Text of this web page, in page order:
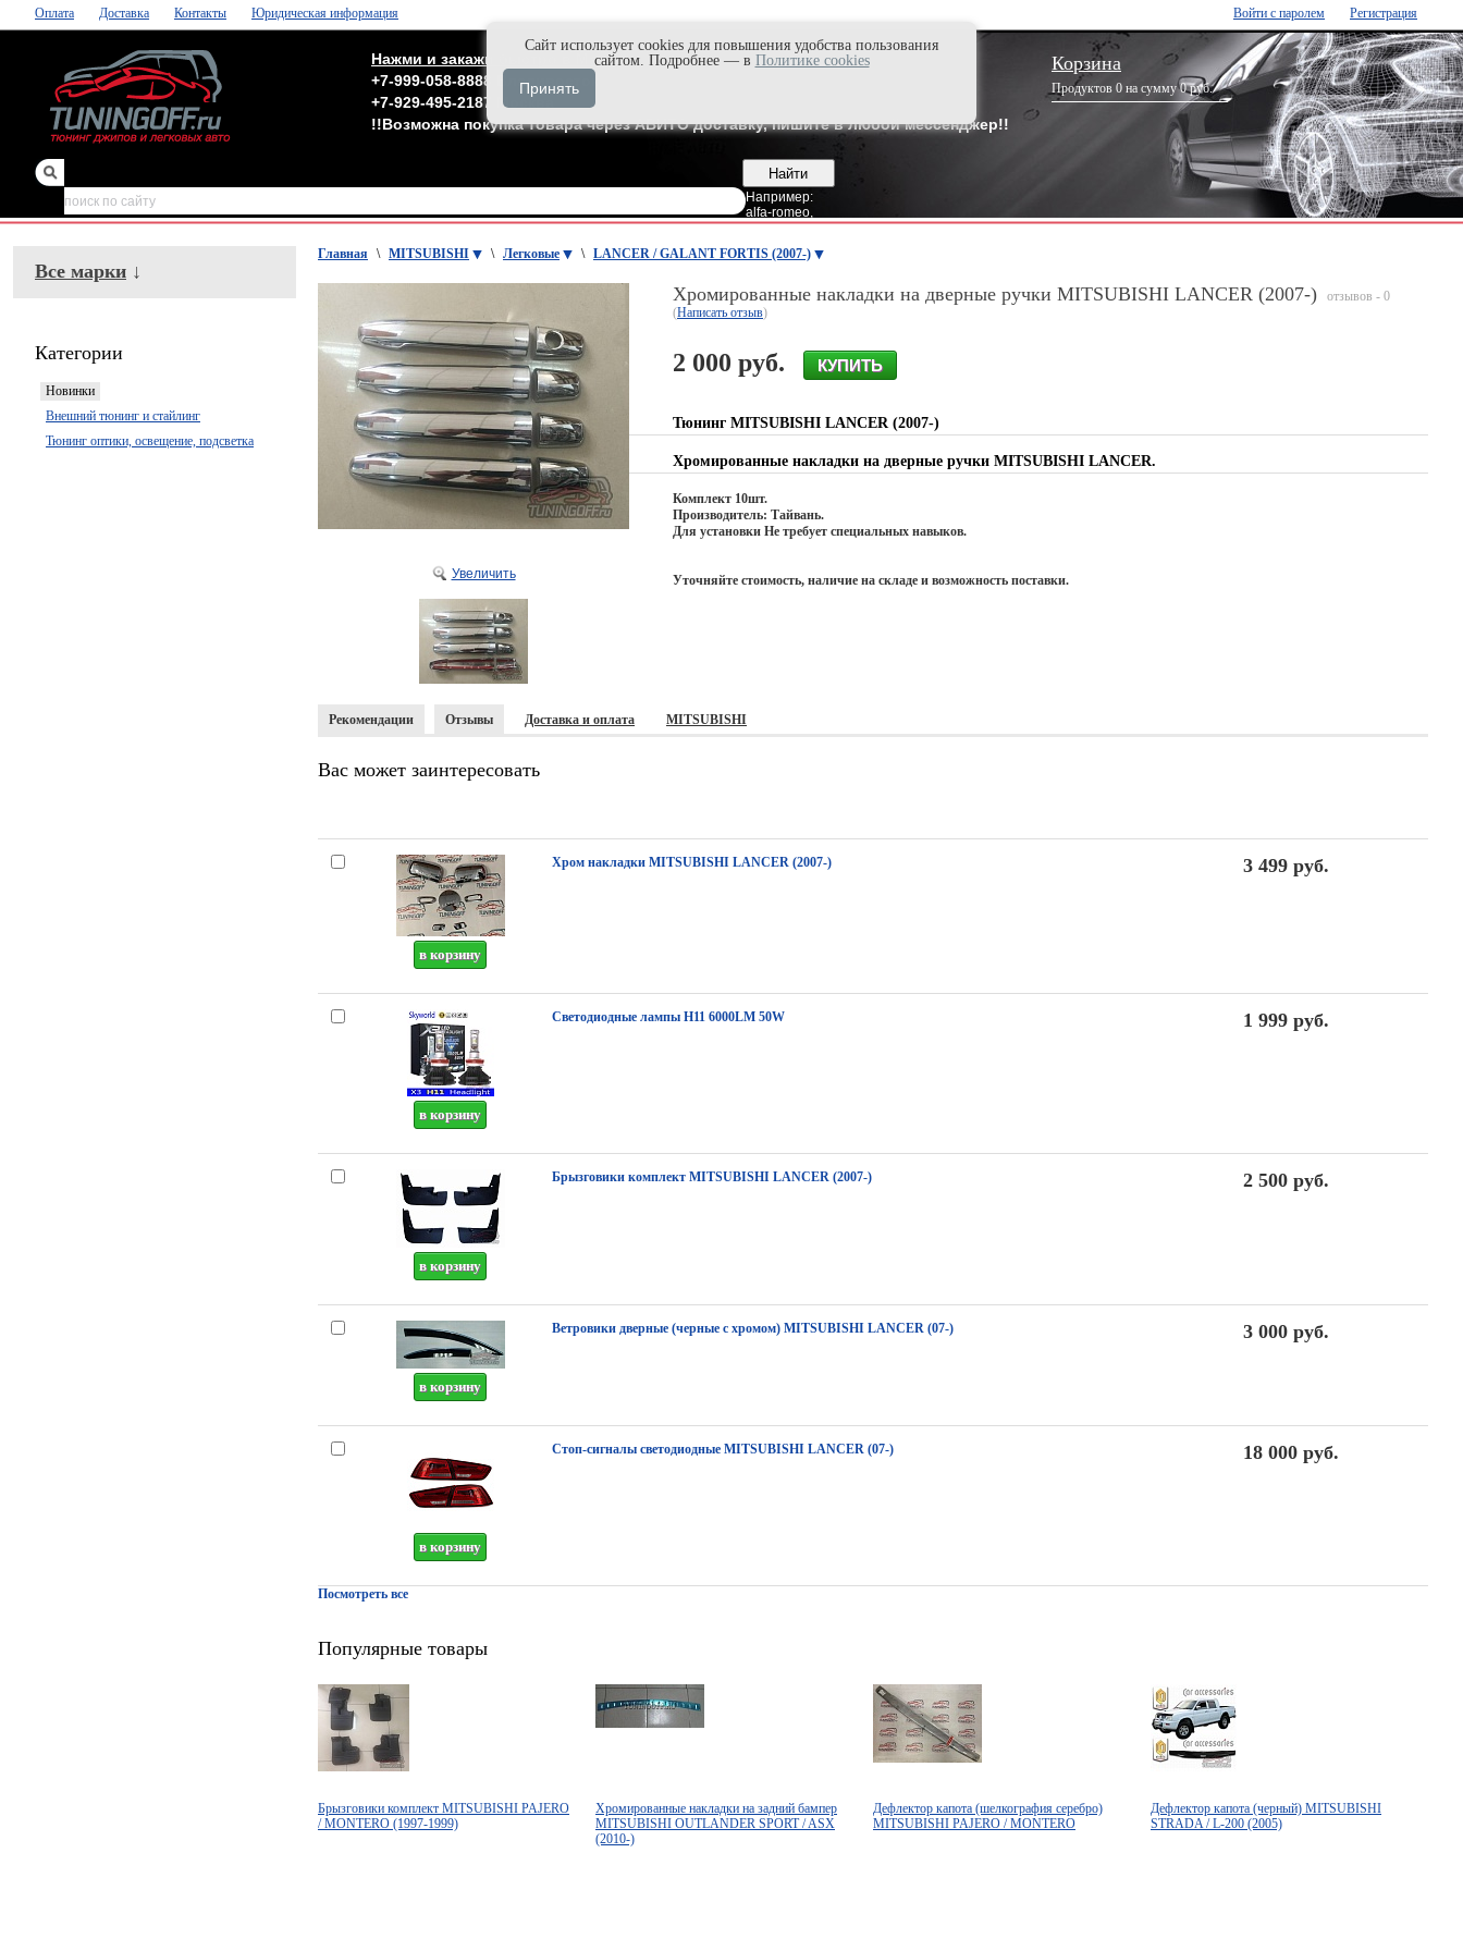
Войти с паролем Регистрация
Оплата Доставка Контакты Юридическая информация
Корзина
Продуктов 0 на сумму 0 руб.
Нажми и закажи быстро в Max'е
+7-999-058-8888
Владивосток
+7-929-495-2187
Москва
!!Возможна покупка товара через АВИТО доставку, пишите в любой мессенджер!!
Например:
alfa-romeo,
зеркала,обвесы
Все марки ↓
Категории
Новинки
Внешний тюнинг и стайлинг
Тюнинг оптики, освещение, подсветка
Главная \ MITSUBISHI \ Легковые \ LANCER / GALANT FORTIS (2007-)
Увеличить
Хромированные накладки на дверные ручки MITSUBISHI LANCER (2007-)
отзывов - 0
(Написать отзыв)
2 000 руб.
Тюнинг MITSUBISHI LANCER (2007-)
Хромированные накладки на дверные ручки MITSUBISHI LANCER.
Комплект 10шт.
Производитель: Тайвань.
Для установки Не требует специальных навыков.
Уточняйте стоимость, наличие на складе и возможность поставки.
Рекомендации Отзывы Доставка и оплата MITSUBISHI
Вас может заинтересовать
Хром накладки MITSUBISHI LANCER (2007-) 3 499 руб.
Светодиодные лампы H11 6000LM 50W 1 999 руб.
Брызговики комплект MITSUBISHI LANCER (2007-) 2 500 руб.
Ветровики дверные (черные с хромом) MITSUBISHI LANCER (07-) 3 000 руб.
Стоп-сигналы светодиодные MITSUBISHI LANCER (07-) 18 000 руб.
Посмотреть все
Популярные товары
Брызговики комплект MITSUBISHI PAJERO
/ MONTERO (1997-1999)
Хромированные накладки на задний бампер
MITSUBISHI OUTLANDER SPORT / ASX
(2010-)
Дефлектор капота (шелкография серебро)
MITSUBISHI PAJERO / MONTERO
Дефлектор капота (черный) MITSUBISHI
STRADA / L-200 (2005)
Cайт использует cookies для повышения удобства пользования
сайтом. Подробнее — в Политике cookies
Принять